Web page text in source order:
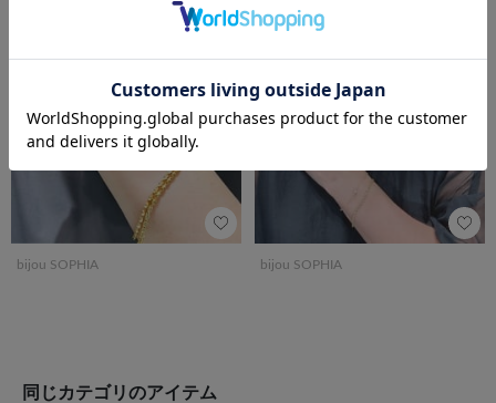
bijou SOPHIA bijou SOPHIA
同じカテゴリのアイテム